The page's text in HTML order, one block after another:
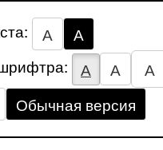
А
А
А А
А
Обычная версия